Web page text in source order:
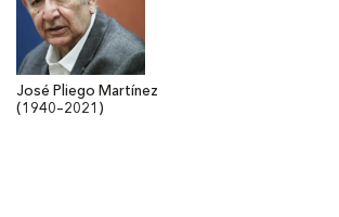
José Pliego Martínez
(1940–2021)